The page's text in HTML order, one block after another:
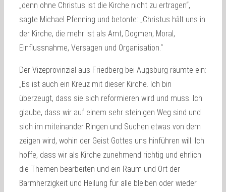
„denn ohne Christus ist die Kirche nicht zu ertragen“,
sagte Michael Pfenning und betonte: „Christus hält uns in
der Kirche, die mehr ist als Amt, Dogmen, Moral,
Einflussnahme, Versagen und Organisation.“
Der Vizeprovinzial aus Friedberg bei Augsburg räumte ein:
„Es ist auch ein Kreuz mit dieser Kirche. Ich bin
überzeugt, dass sie sich reformieren wird und muss. Ich
glaube, dass wir auf einem sehr steinigen Weg sind und
sich im miteinander Ringen und Suchen etwas von dem
zeigen wird, wohin der Geist Gottes uns hinführen will. Ich
hoffe, dass wir als Kirche zunehmend richtig und ehrlich
die Themen bearbeiten und ein Raum und Ort der
Barmherzigkeit und Heilung für alle bleiben oder wieder